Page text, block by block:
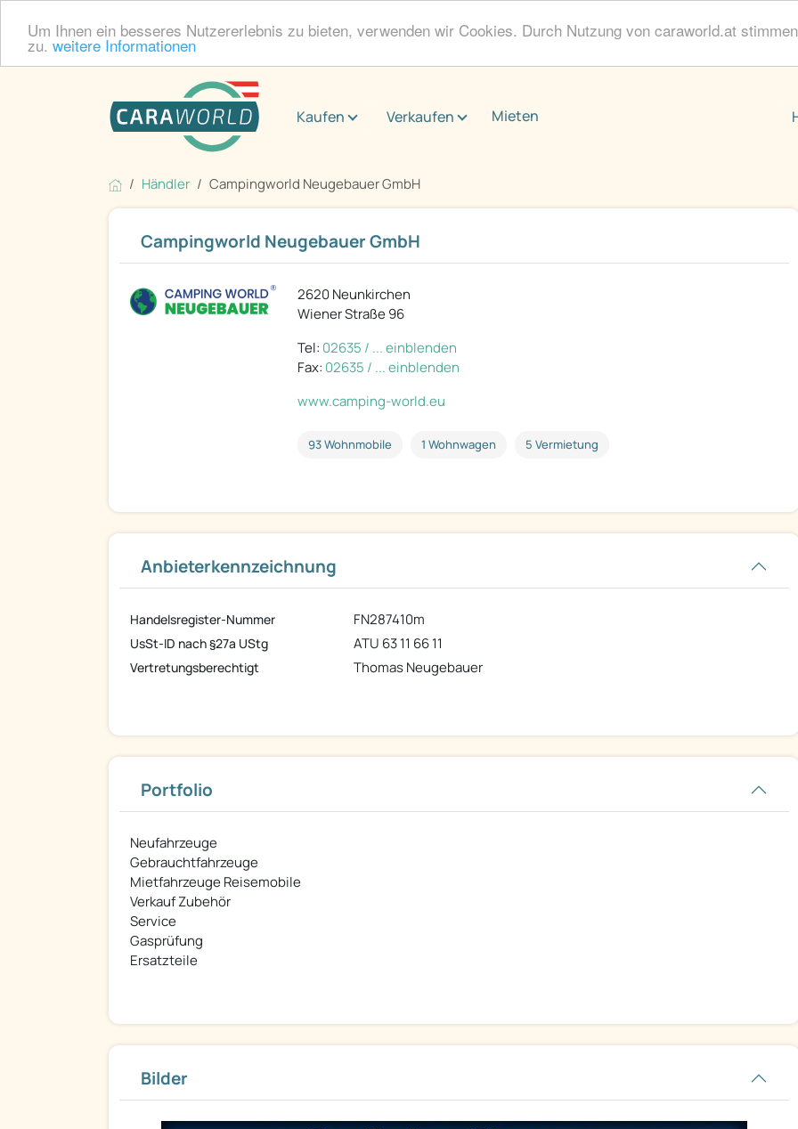
Um Ihnen ein besseres Nutzererlebnis zu bieten, verwenden wir Cookies. Durch Nutzung von caraworld.at
zu. weitere Informationen
Kaufen Verkaufen Mieten
Händler Campingworld Neugebauer GmbH
Campingworld Neugebauer GmbH
2620 Neunkirchen
Wiener Straße 96
Tel: 02635 / ... einblenden
Fax: 02635 / ... einblenden
www.camping-world.eu
93 Wohnmobile 1 Wohnwagen 5 Vermietung
Anbieterkennzeichnung
Handelsregister-Nummer FN287410m
UsSt-ID nach §27a UStg ATU 63 11 66 11
Vertretungsberechtigt Thomas Neugebauer
Portfolio
Neufahrzeuge
Gebrauchtfahrzeuge
Mietfahrzeuge Reisemobile
Verkauf Zubehör
Service
Gasprüfung
Ersatzteile
Bilder